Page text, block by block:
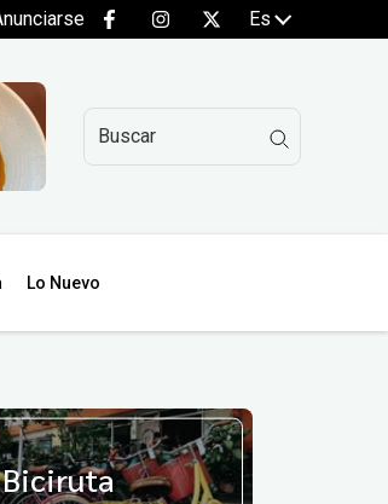
Es
Lo Nuevo
Biciruta